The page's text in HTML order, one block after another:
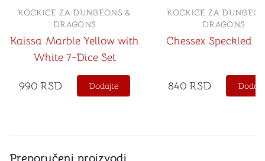
Kaissa Marble Yellow with
White 7-Dice Set
KOCKICE ZA DUNGEONS &
DRAGONS
990 RSD Dodajte
Chessex Speckled
KOCKICE ZA
DRAGONS
840 RSD